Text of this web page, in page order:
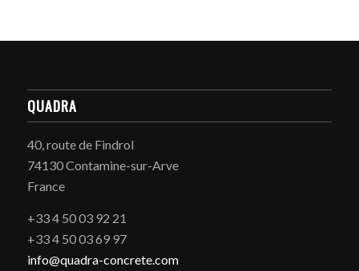
QUADRA
40, route de Findrol
74130 Contamine-sur-Arve
France
+33 4 50 03 92 21
+33 4 50 03 69 97
info@quadra-concrete.com